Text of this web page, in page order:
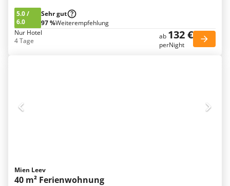
5.0/
6.0
Sehr gut
97 %Weiterempfehlung
Nur Hotel
4 Tage
ab 132 €
perNight
Mien Leev
40 m² Ferienwohnung